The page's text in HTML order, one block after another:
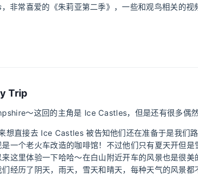
，非常喜爱的《朱莉亚第二季》，一些和观鸟相关的视
Trip
～这回的主角是 Ice Castles，但是还有很多偶
想直接去 Ice Castles 被告知他们还在准备于是我们
一个老火车改造的咖啡馆！不过他们只有夏天开但是
这里体验一下哈哈～在白山附近开车的风景也是很美
经历了阴天，雨天，雪天和晴天，每种天气的风景都